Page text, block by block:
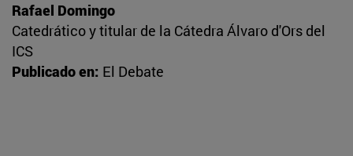
Rafael Domingo
Catedrático y titular de la Cátedra Álvaro d'Ors del
ICS
Publicado en: El Debate